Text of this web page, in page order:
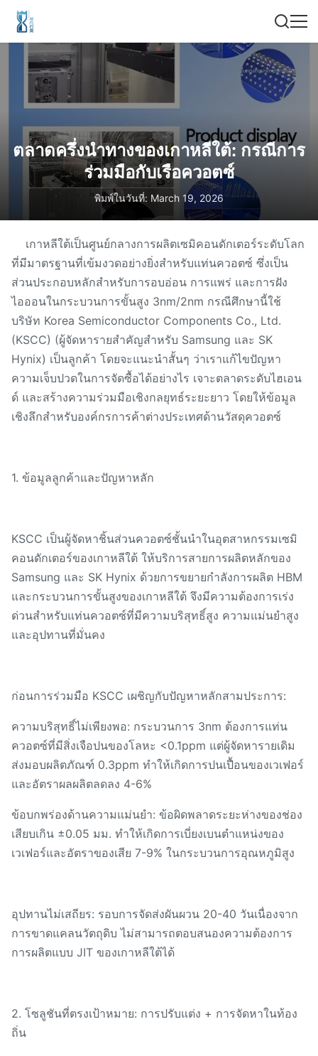
ตลาดครึ่งนําทางของเกาหลีใต้: กรณีการ
ร่วมมือกับเรือควอตซ์
พิมพ์ในวันที่: March 19, 2026
เกาหลีใต้เป็นศูนย์กลางการผลิตเซมิคอนดักเตอร์ระดับโลก
ที่มีมาตรฐานที่เข้มงวดอย่างยิ่งสำหรับแท่นควอตซ์ ซึ่งเป็น
ส่วนประกอบหลักสำหรับการอบอ่อน การแพร่ และการฝัง
ไอออนในกระบวนการขั้นสูง 3nm/2nm กรณีศึกษานี้ใช้
บริษัท Korea Semiconductor Components Co., Ltd.
(KSCC) (ผู้จัดหารายสำคัญสำหรับ Samsung และ SK
Hynix) เป็นลูกค้า โดยจะแนะนำสั้นๆ ว่าเราแก้ไขปัญหา
ความเจ็บปวดในการจัดซื้อได้อย่างไร เจาะตลาดระดับไฮเอน
ด์ และสร้างความร่วมมือเชิงกลยุทธ์ระยะยาว โดยให้ข้อมูล
เชิงลึกสำหรับองค์กรการค้าต่างประเทศด้านวัสดุควอตซ์
1. ข้อมูลลูกค้าและปัญหาหลัก
KSCC เป็นผู้จัดหาชิ้นส่วนควอตซ์ชั้นนำในอุตสาหกรรมเซมิ
คอนดักเตอร์ของเกาหลีใต้ ให้บริการสายการผลิตหลักของ
Samsung และ SK Hynix ด้วยการขยายกำลังการผลิต HBM
และกระบวนการขั้นสูงของเกาหลีใต้ จึงมีความต้องการเร่ง
ด่วนสำหรับแท่นควอตซ์ที่มีความบริสุทธิ์สูง ความแม่นยำสูง
และอุปทานที่มั่นคง
ก่อนการร่วมมือ KSCC เผชิญกับปัญหาหลักสามประการ:
ความบริสุทธิ์ไม่เพียงพอ: กระบวนการ 3nm ต้องการแท่น
ควอตซ์ที่มีสิ่งเจือปนของโลหะ <0.1ppm แต่ผู้จัดหารายเดิม
ส่งมอบผลิตภัณฑ์ 0.3ppm ทำให้เกิดการปนเปื้อนของเวเฟอร์
และอัตราผลผลิตลดลง 4-6%
ข้อบกพร่องด้านความแม่นยำ: ข้อผิดพลาดระยะห่างของช่อง
เสียบเกิน ±0.05 มม. ทำให้เกิดการเบี่ยงเบนตำแหน่งของ
เวเฟอร์และอัตราของเสีย 7-9% ในกระบวนการอุณหภูมิสูง
อุปทานไม่เสถียร: รอบการจัดส่งผันผวน 20-40 วันเนื่องจาก
การขาดแคลนวัตถุดิบ ไม่สามารถตอบสนองความต้องการ
การผลิตแบบ JIT ของเกาหลีใต้ได้
2. โซลูชันที่ตรงเป้าหมาย: การปรับแต่ง + การจัดหาในท้อง
ถิ่น